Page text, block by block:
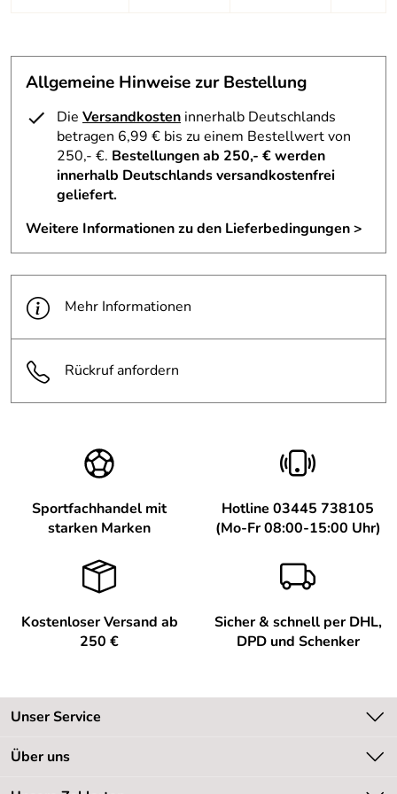
sports.de
Allgemeine Hinweise zur Bestellung
Die Versandkosten innerhalb Deutschlands
betragen 6,99 € bis zu einem Bestellwert von
250,- €. Bestellungen ab 250,- € werden
innerhalb Deutschlands versandkostenfrei
geliefert.
Weitere Informationen zu den Lieferbedingungen >
Mehr Informationen
Rückruf anfordern
Sportfachhandel mit
starken Marken
Hotline 03445 738105
(Mo-Fr 08:00-15:00 Uhr)
Kostenloser Versand ab
250 €
Sicher & schnell per DHL,
DPD und Schenker
Unser Service
Kontakt
Über uns